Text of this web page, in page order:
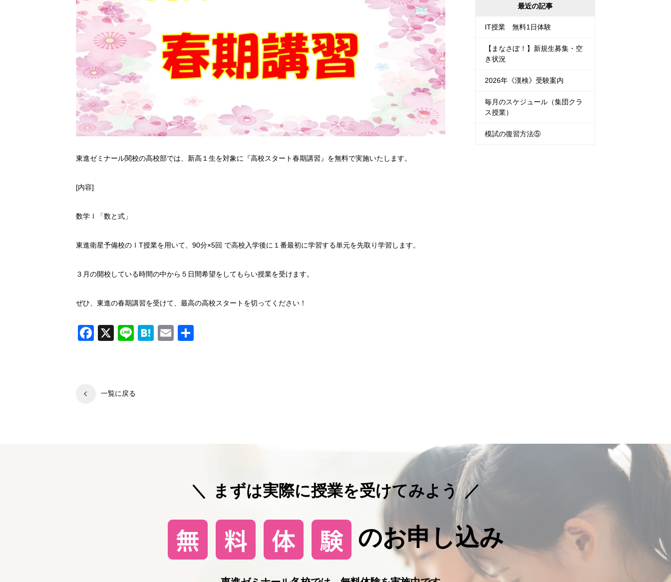
東進ゼミナール関校の高校部では、新高１生を対象に『高校スタート春期講習』を無料で実施いたします。
[内容]
数学Ⅰ「数と式」
東進衛星予備校のⅠT授業を用いて、90分×5回 で高校入学後に１番最初に学習する単元を先取り学習します。
３月の開校している時間の中から５日間希望をしてもらい授業を受けます。
ぜひ、東進の春期講習を受けて、最高の高校スタートを切ってください！
Facebook
X LineHatena
Email
一覧に戻る
最近の記事
IT授業 無料1日体験
【まなさぽ！】新規生募集・空
き状況
2026年《漢検》受験案内
毎月のスケジュール（集団クラ
ス授業）
模試の復習方法⑤
まずは実際に授業を受けてみよう
のお申し込み